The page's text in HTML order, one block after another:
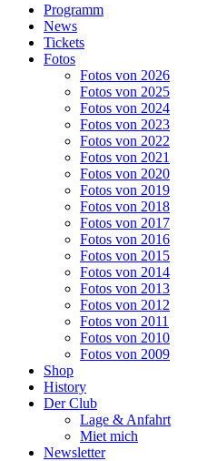
Programm
News
Tickets
Fotos
Fotos von 2026
Fotos von 2025
Fotos von 2024
Fotos von 2023
Fotos von 2022
Fotos von 2021
Fotos von 2020
Fotos von 2019
Fotos von 2018
Fotos von 2017
Fotos von 2016
Fotos von 2015
Fotos von 2014
Fotos von 2013
Fotos von 2012
Fotos von 2011
Fotos von 2010
Fotos von 2009
Shop
History
Der Club
Lage & Anfahrt
Miet mich
Newsletter